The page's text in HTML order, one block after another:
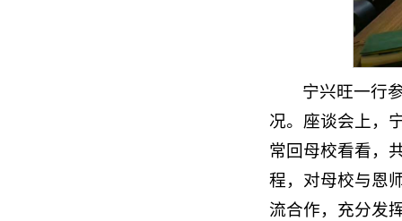
宁兴旺一行
况。座谈会上，
常回母校看看，
程，对母校与恩
流合作，充分发